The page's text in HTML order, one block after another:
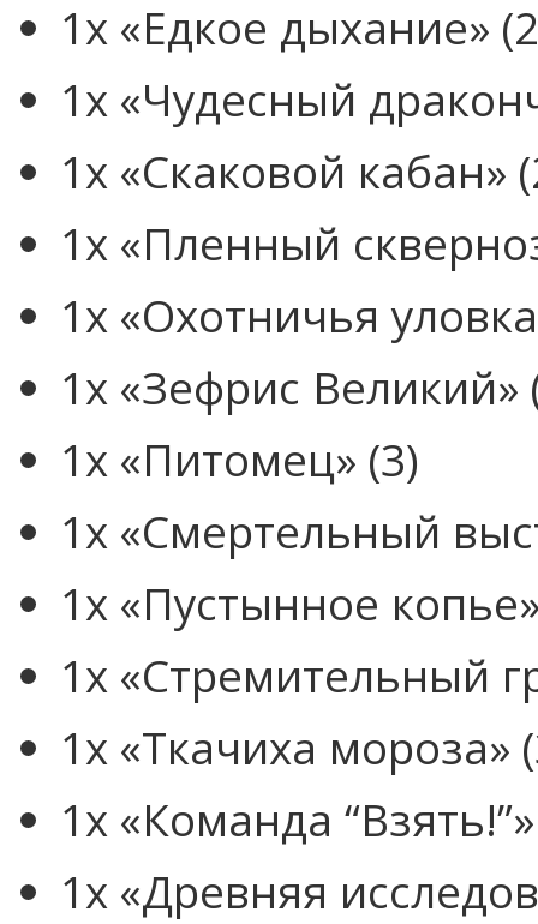
1x «Едкое дыхание»
1x «Чудесный
1x «Скаковой кабан»
1x «Пленный
1x «Охотничья
1x «Зефрис Великий»
1x «Питомец» (3)
1x «Смертельный
1x «Пустынное
1x «Стремительный
1x «Ткачиха мороза»
1x «Команда
1x «Древняя